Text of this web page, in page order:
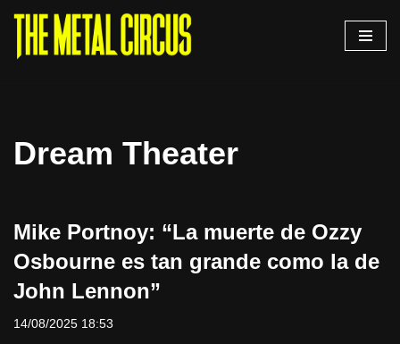
Saltar
Dream Theater
Mike Portnoy: “La muerte de Ozzy
Osbourne es tan grande como la de
John Lennon”
14/08/2025 18:53